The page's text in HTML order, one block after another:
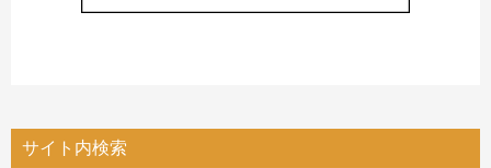
サイト内検索